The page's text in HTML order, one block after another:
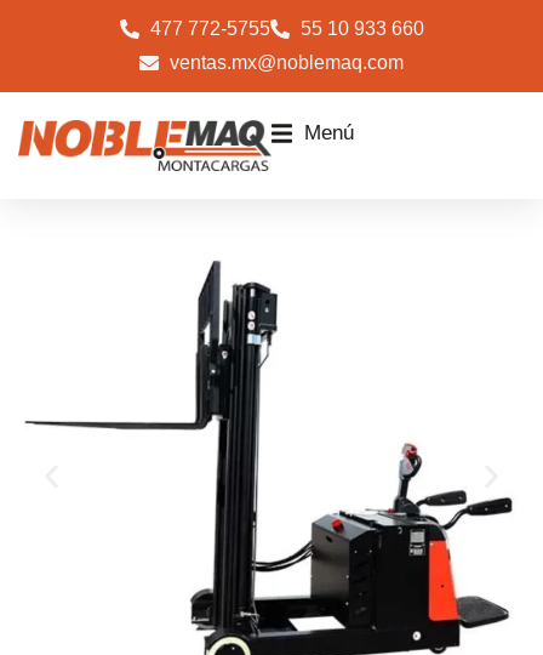
477 772-5755
55 10 933 660
ventas.mx@noblemaq.com
Menú